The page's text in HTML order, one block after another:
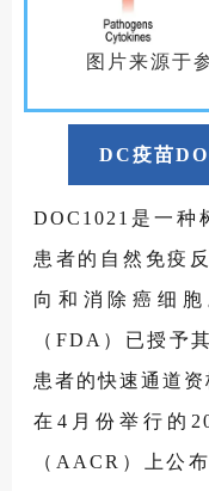
图片来源于
DC疫苗
DOC1021是一种
患者的自然免疫
向和消除癌细
（FDA）已授予
患者的快速通道资
在4月份举行的
（AACR）上公